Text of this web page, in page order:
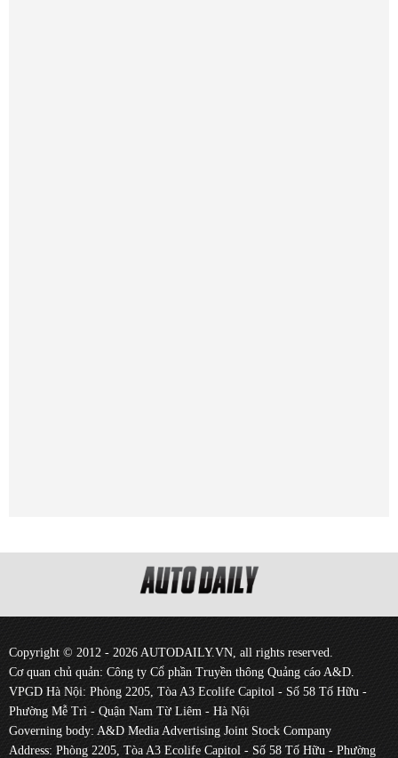
Copyright © 2012 - 2026 AUTODAILY.VN, all rights reserved.
Cơ quan chủ quản: Công ty Cổ phần Truyền thông Quảng cáo A&D.
VPGD Hà Nội: Phòng 2205, Tòa A3 Ecolife Capitol - Số 58 Tố Hữu -
Phường Mễ Trì - Quận Nam Từ Liêm - Hà Nội
Governing body: A&D Media Advertising Joint Stock Company
Address: Phòng 2205, Tòa A3 Ecolife Capitol - Số 58 Tố Hữu - Phường